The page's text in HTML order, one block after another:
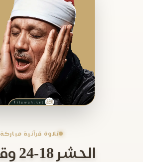
تلاوة قرآنية مباركة
الحشر 18-24 وقريش